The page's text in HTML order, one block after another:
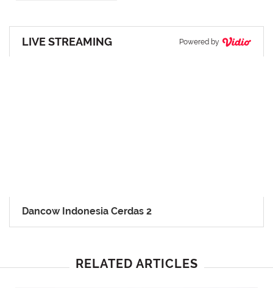
LIVE STREAMING Powered by
Dancow Indonesia Cerdas 2
RELATED ARTICLES